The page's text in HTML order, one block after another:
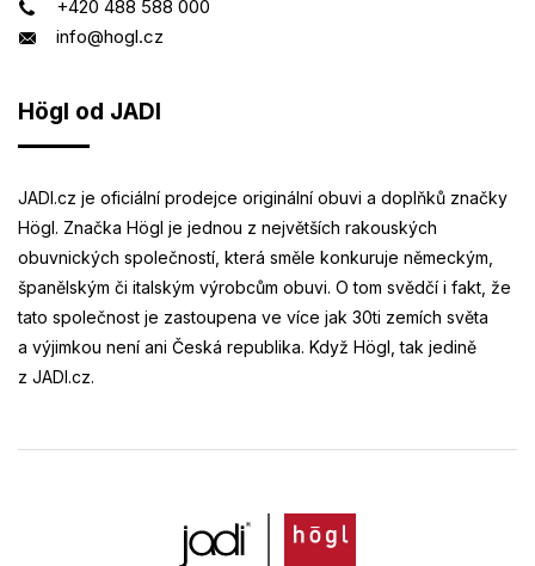
+420 488 588 000
info@hogl.cz
Högl od JADI
JADI.cz je oficiální prodejce originální obuvi a doplňků značky
Högl. Značka Högl je jednou z největších rakouských
obuvnických společností, která směle konkuruje německým,
španělským či italským výrobcům obuvi. O tom svědčí i fakt, že
tato společnost je zastoupena ve více jak 30ti zemích světa
a výjimkou není ani Česká republika. Když Högl, tak jedině
z JADI.cz.